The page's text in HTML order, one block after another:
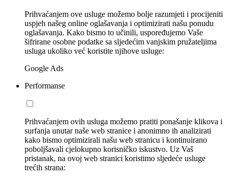
Prihvaćanjem ove usluge možemo bolje razumjeti i procijeniti
uspjeh našeg online oglašavanja i optimizirati našu ponudu
oglašavanja. Kako bismo to učinili, uspoređujemo Vaše
šifrirane osobne podatke sa sljedećim vanjskim pružateljima
usluga ukoliko već koristite njihove usluge:
Google Ads
Performanse
Prihvaćanjem ovih usluga možemo pratiti ponašanje klikova i
surfanja unutar naše web stranice i anonimno ih analizirati
kako bismo optimizirali našu web stranicu i kontinuirano
poboljšavali cjelokupno korisničko iskustvo. Uz Vaš
pristanak, na ovoj web stranici koristimo sljedeće usluge
trećih strana: